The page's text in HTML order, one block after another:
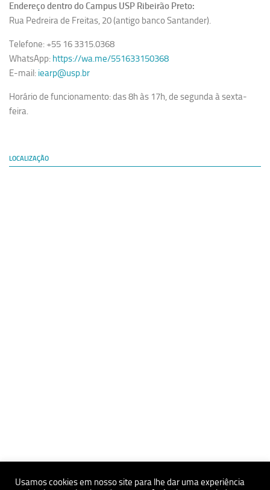
Endereço dentro do Campus USP Ribeirão Preto:
Rua Pedreira de Freitas, 20 (antigo banco Santander).
Telefone: +55 16 3315.0368
WhatsApp: https://wa.me/551633150368
E-mail: iearp@usp.br
Horário de funcionamento: das 8h às 17h, de segunda à sexta-
feira.
LOCALIZAÇÃO
Usamos cookies em nosso site para lhe dar uma experiência